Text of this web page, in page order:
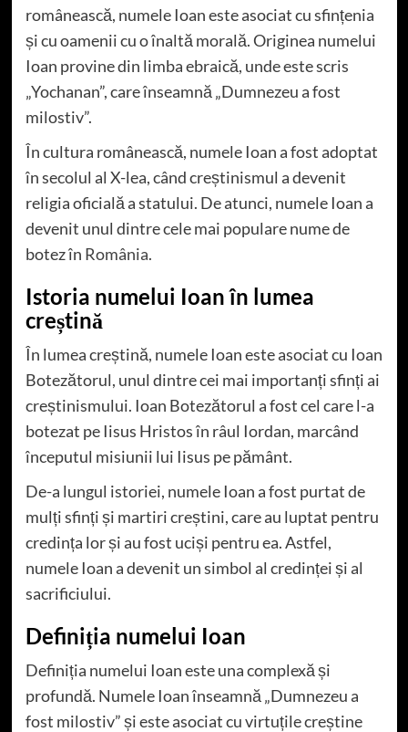
românească, numele Ioan este asociat cu sfințenia
și cu oamenii cu o înaltă morală. Originea numelui
Ioan provine din limba ebraică, unde este scris
„Yochanan”, care înseamnă „Dumnezeu a fost
milostiv”.
În cultura românească, numele Ioan a fost adoptat
în secolul al X-lea, când creștinismul a devenit
religia oficială a statului. De atunci, numele Ioan a
devenit unul dintre cele mai populare nume de
botez în România.
Istoria numelui Ioan în lumea
creștină
În lumea creștină, numele Ioan este asociat cu Ioan
Botezătorul, unul dintre cei mai importanți sfinți ai
creștinismului. Ioan Botezătorul a fost cel care l-a
botezat pe Iisus Hristos în râul Iordan, marcând
începutul misiunii lui Iisus pe pământ.
De-a lungul istoriei, numele Ioan a fost purtat de
mulți sfinți și martiri creștini, care au luptat pentru
credința lor și au fost uciși pentru ea. Astfel,
numele Ioan a devenit un simbol al credinței și al
sacrificiului.
Definiția numelui Ioan
Definiția numelui Ioan este una complexă și
profundă. Numele Ioan înseamnă „Dumnezeu a
fost milostiv” și este asociat cu virtuțile creștine